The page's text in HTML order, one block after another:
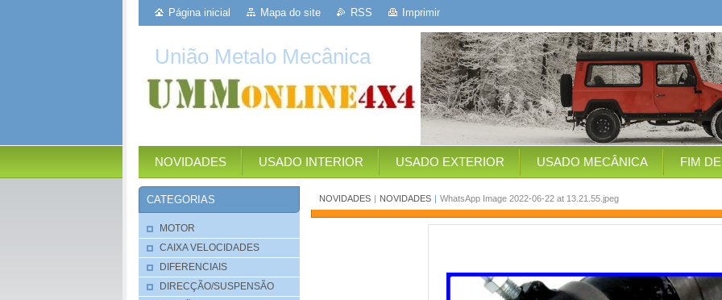
Página inicial Mapa do site RSS Imprimir
União Metalo Mecânica
NOVIDADES USADO INTERIOR USADO EXTERIOR USADO MECÂNICA FIM
NOVIDADES | NOVIDADES | WhatsApp Image 2022-06-22 at 13.21.55.jpeg
CATEGORIAS
MOTOR
CAIXA VELOCIDADES
DIFERENCIAIS
DIRECÇÃO/SUSPENSÃO